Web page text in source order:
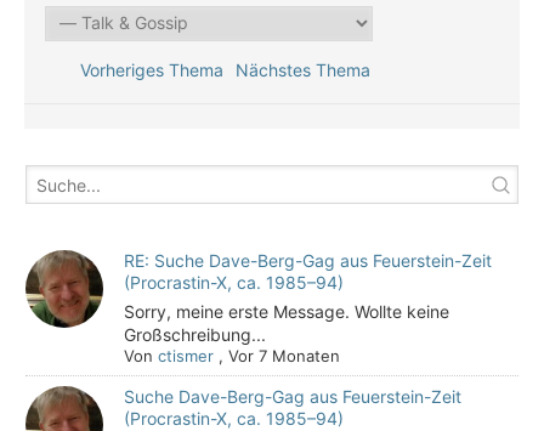
Vorheriges Thema Nächstes Thema
RE: Suche Dave-Berg-Gag aus Feuerstein-Zeit
(Procrastin-X, ca. 1985–94)
Sorry, meine erste Message. Wollte keine
Großschreibung...
Vonctismer ,Vor 7 Monaten
Suche Dave-Berg-Gag aus Feuerstein-Zeit
(Procrastin-X, ca. 1985–94)